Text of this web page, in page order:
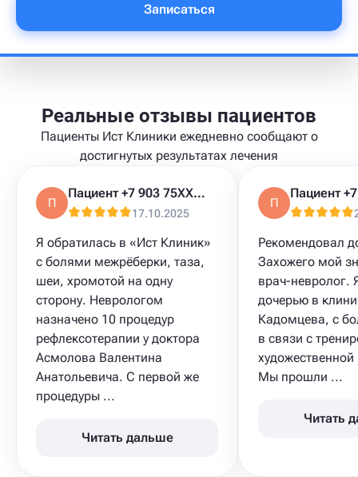
Записаться
Реальные отзывы пациентов
Пациенты Ист Клиники ежедневно сообщают о
достигнутых результатах лечения
П
Пациент +7 903 75XXXXX
17.10.2025
Я обратилась в «Ист Клиник»
с болями межрёберки, таза,
шеи, хромотой на одну
сторону. Неврологом
назначено 10 процедур
рефлексотерапии у доктора
Асмолова Валентина
Анатольевича. С первой же
процедуры ...
Читать дальше
П
Рекомендовал
Захожего мой
врач-невролог.
дочерью в
Кадомцева, с
в связи с
Мы прошли ...
Читать